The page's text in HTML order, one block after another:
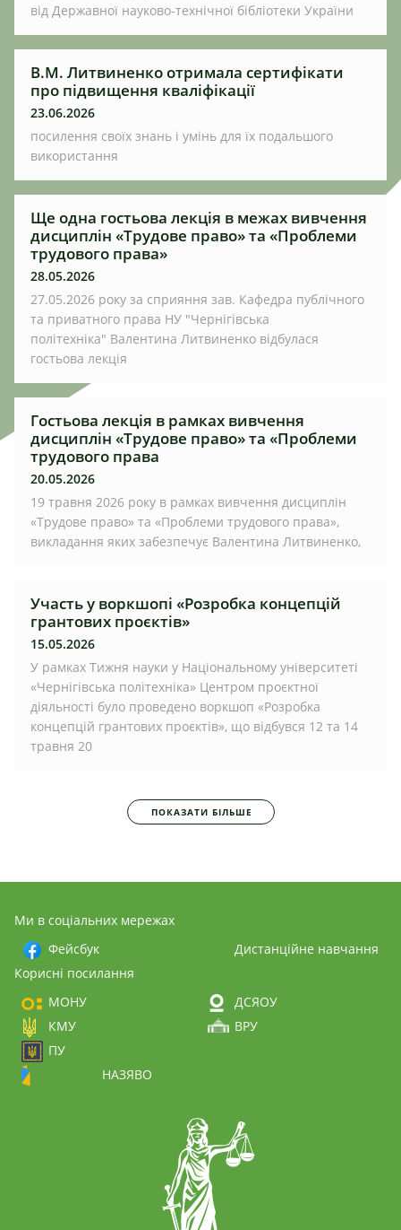
від Державної науково-технічної бібліотеки України
В.М. Литвиненко отримала сертифікати
про підвищення кваліфікації
23.06.2026
посилення своїх знань і умінь для їх подальшого
використання
Ще одна гостьова лекція в межах вивчення
дисциплін «Трудове право» та «Проблеми
трудового права»
28.05.2026
27.05.2026 року за сприяння зав. Кафедра публічного
та приватного права НУ "Чернігівська
політехніка" Валентина Литвиненко відбулася
гостьова лекція
Гостьова лекція в рамках вивчення
дисциплін «Трудове право» та «Проблеми
трудового права
20.05.2026
19 травня 2026 року в рамках вивчення дисциплін
«Трудове право» та «Проблеми трудового права»,
викладання яких забезпечує Валентина Литвиненко,
Участь у воркшопі «Розробка концепцій
грантових проєктів»
15.05.2026
У рамках Тижня науки у Національному університеті
«Чернігівська політехніка» Центром проєктної
діяльності було проведено воркшоп «Розробка
концепцій грантових проєктів», що відбувся 12 та 14
травня 20
ПОКАЗАТИ БІЛЬШЕ
Ми в соціальних мережах
Фейсбук
Дистанційне навчання
Корисні посилання
МОНУ
ДСЯОУ
КМУ
ВРУ
ПУ
НАЗЯВО